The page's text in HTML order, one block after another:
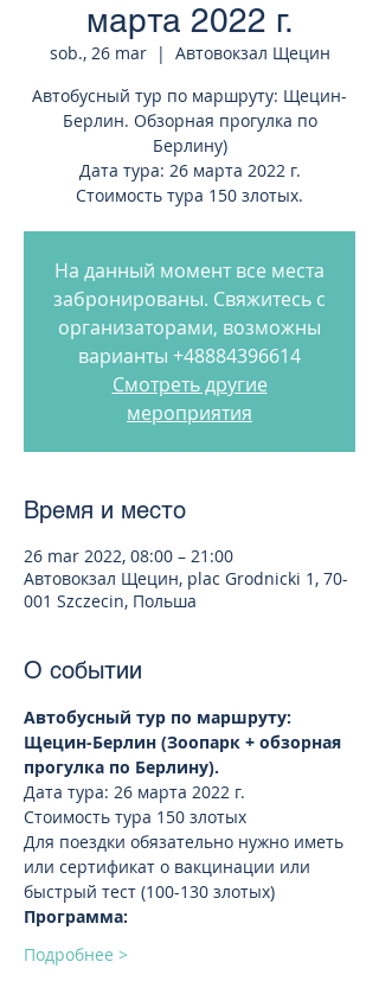
марта 2022 г.
sob., 26 mar
  |
Автовокзал Щецин
Автобусный тур по маршруту: Щецин-
Берлин. Обзорная прогулка по
Берлину)
Дата тура: 26 марта 2022 г.
Стоимость тура 150 злотых.
На данный момент все места
забронированы. Свяжитесь с
организаторами, возможны
варианты +48884396614
Смотреть другие
мероприятия
Время и место
26 mar 2022, 08:00 – 21:00
Автовокзал Щецин, plac Grodnicki 1, 70-
001 Szczecin, Польша
О событии
Автобусный тур по маршруту:
Щецин-Берлин (Зоопарк + обзорная
прогулка по Берлину).
Дата тура: 26 марта 2022 г.
Стоимость тура 150 злотых
Для поездки обязательно нужно иметь
или сертификат о вакцинации или
быстрый тест (100-130 злотых)
Программа:
Подробнее >